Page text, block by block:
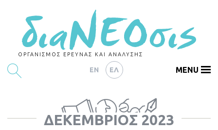
ΟΡΓΑΝΙΣΜΟΣ ΕΡΕΥΝΑΣ ΚΑΙ ΑΝΑΛΥΣΗΣ
EN ΕΛ
ΕΡΕΥΝΕΣ
ΑΡΘΡΟΓΡΑΦΙΑ
MENU
ΔΕΚΈΜΒΡΙΟΣ 2023